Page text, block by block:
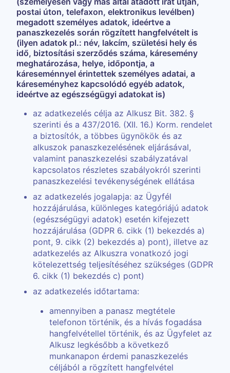
postai úton, telefaxon, elektronikus levélben)
megadott személyes adatok, ideértve a
panaszkezelés során rögzített hangfelvételt is
(ilyen adatok pl.: név, lakcím, születési hely és
idő, biztosítási szerződés száma, káresemény
meghatározása, helye, időpontja, a
káreseménnyel érintettek személyes adatai, a
káreseményhez kapcsolódó egyéb adatok,
ideértve az egészségügyi adatokat is)
az adatkezelés célja az Alkusz Bit. 382. §
szerinti és a 437/2016. (XII. 16.) Korm. rendelet
a biztosítók, a többes ügynökök és az
alkuszok panaszkezelésének eljárásával,
valamint panaszkezelési szabályzatával
kapcsolatos részletes szabályokról szerinti
panaszkezelési tevékenységének ellátása
az adatkezelés jogalapja: az Ügyfél
hozzájárulása, különleges kategóriájú adatok
(egészségügyi adatok) esetén kifejezett
hozzájárulása (GDPR 6. cikk (1) bekezdés a)
pont, 9. cikk (2) bekezdés a) pont), illetve az
adatkezelés az Alkuszra vonatkozó jogi
kötelezettség teljesítéséhez szükséges (GDPR
6. cikk (1) bekezdés c) pont)
az adatkezelés időtartama:
amennyiben a panasz megtétele
telefonon történik, és a hívás fogadása
hangfelvétellel történik, és az Ügyfelet az
Alkusz legkésőbb a következő
munkanapon érdemi panaszkezelés
céljából a rögzített hangfelvétel